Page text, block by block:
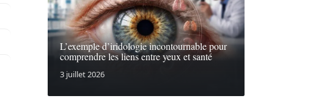
L’exemple d’iridologie incontournable pour
comprendre les liens entre yeux et santé
3 juillet 2026